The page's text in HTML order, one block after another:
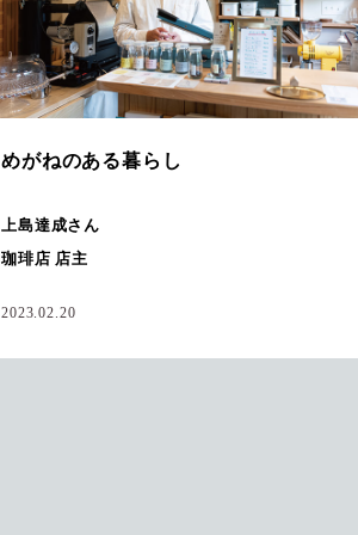
めがねのある暮らし
上島達成さん
珈琲店 店主
2023.02.20